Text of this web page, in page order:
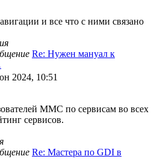
и все что с ними связано
Re: Нужен мануал к
2024, 10:51
MMC по сервисам во всех
сервисов.
Re: Мастера по GDI в